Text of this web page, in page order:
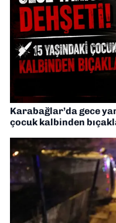
Karabağlar’da gece
çocuk kalbinden